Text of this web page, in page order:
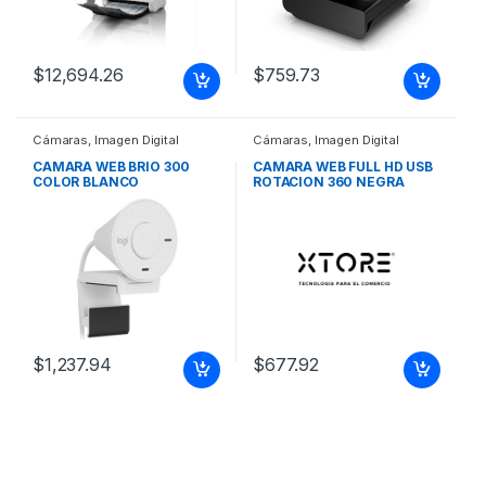
$12,694.26 $759.73
Cámaras Imagen Digital
CAMARA WEB BRIO 300
COLOR BLANCO
$1,237.94
Cámaras Imagen Digital
CAMARA WEB FULL HD USB
ROTACION 360 NEGRA
$677.92